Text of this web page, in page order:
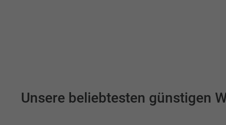
Unsere beliebtesten günstigen